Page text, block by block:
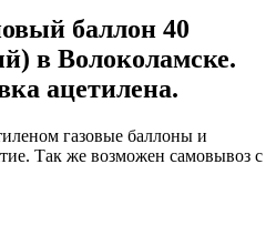
баллон 40
в Волоколамске.
ацетилена.
газовые баллоны и
Так же возможен самовывоз с